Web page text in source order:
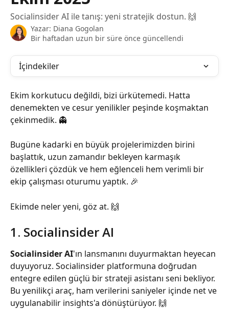
Socialinsider AI ile tanış: yeni stratejik dostun. 🙌
Yazar: Diana Gogolan
Bir haftadan uzun bir süre önce güncellendi
İçindekiler
Ekim korkutucu değildi, bizi ürkütemedi. Hatta
denemekten ve cesur yenilikler peşinde koşmaktan
çekinmedik. 👻
Bugüne kadarki en büyük projelerimizden birini
başlattık, uzun zamandır bekleyen karmaşık
özellikleri çözdük ve hem eğlenceli hem verimli bir
ekip çalışması oturumu yaptık. 🎉
Ekimde neler yeni, göz at. 🙌
1. Socialinsider AI
Socialinsider AI'ın lansmanını duyurmaktan heyecan
duyuyoruz. Socialinsider platformuna doğrudan
entegre edilen güçlü bir strateji asistanı seni bekliyor.
Bu yenilikçi araç, ham verilerini saniyeler içinde net ve
uygulanabilir insights'a dönüştürüyor. 🙌